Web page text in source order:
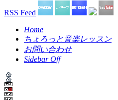
RSS Feed
Home
ちょろっと音楽レッスン
お問い合わせ
Sidebar Off